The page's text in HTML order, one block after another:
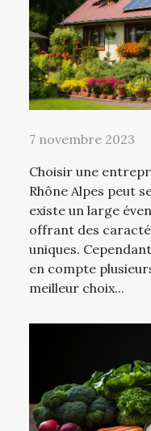
7 novembre 2023
Choisir une
Rhône Alpes peut
existe un large
offrant des
uniques.
en compte
meilleur choix...